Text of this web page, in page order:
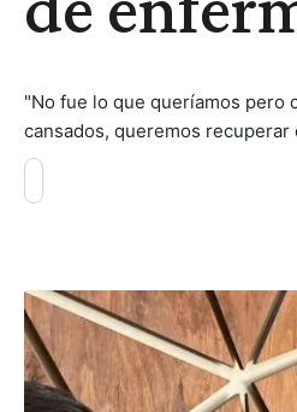
"No fue lo que queríamos pero
cansados, queremos